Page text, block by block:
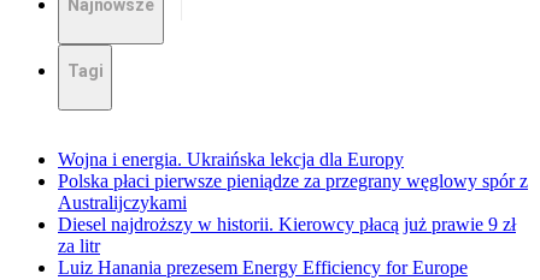
Najnowsze
Tagi
Wojna i energia. Ukraińska lekcja dla Europy
Polska płaci pierwsze pieniądze za przegrany węglowy spór z
Australijczykami
Diesel najdroższy w historii. Kierowcy płacą już prawie 9 zł
za litr
Luiz Hanania prezesem Energy Efficiency for Europe